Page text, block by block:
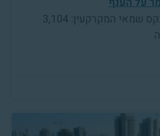
ניתוח מקצועי של פנקס שמאי המקרקעין: 3,104